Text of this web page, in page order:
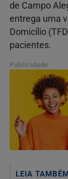
de Campo
entrega uma
Domicílio
pacientes.
Publicidade
LEIA